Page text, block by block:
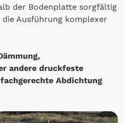
der Bodenplatte sorgfältig
Ausführung komplexer
andere druckfeste
Abdichtung